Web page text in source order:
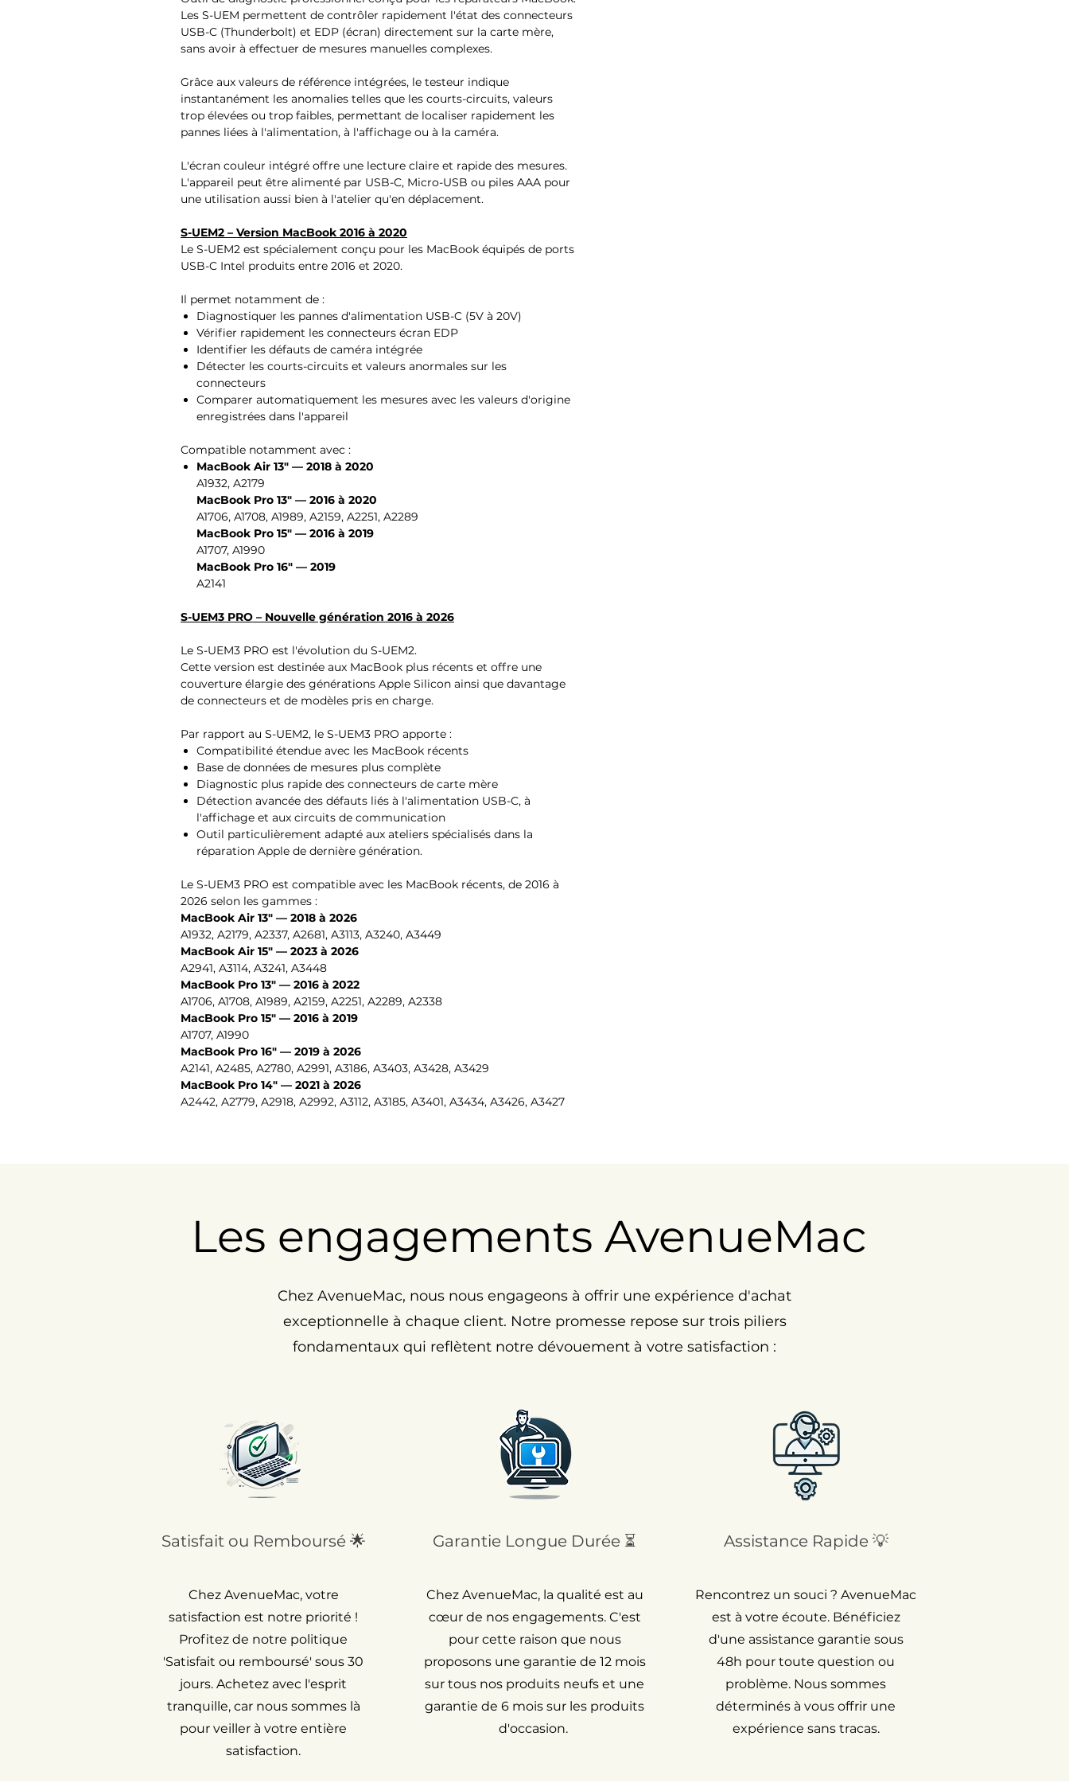
Les S-UEM permettent de contrôler rapidement l'état des connecteurs
USB-C (Thunderbolt) et EDP (écran) directement sur la carte mère,
sans avoir à effectuer de mesures manuelles complexes.
Grâce aux valeurs de référence intégrées, le testeur indique
instantanément les anomalies telles que les courts-circuits, valeurs
trop élevées ou trop faibles, permettant de localiser rapidement les
pannes liées à l'alimentation, à l'affichage ou à la caméra.
L'écran couleur intégré offre une lecture claire et rapide des mesures.
L'appareil peut être alimenté par USB-C, Micro-USB ou piles AAA pour
une utilisation aussi bien à l'atelier qu'en déplacement.
S-UEM2 – Version MacBook 2016 à 2020
Le S-UEM2 est spécialement conçu pour les MacBook équipés de ports
USB-C Intel produits entre 2016 et 2020.
Il permet notamment de :
Diagnostiquer les pannes d'alimentation USB-C (5V à 20V)
Vérifier rapidement les connecteurs écran EDP
Identifier les défauts de caméra intégrée
Détecter les courts-circuits et valeurs anormales sur les
connecteurs
Comparer automatiquement les mesures avec les valeurs d'origine
enregistrées dans l'appareil
Compatible notamment avec :
MacBook Air 13" — 2018 à 2020
A1932, A2179
MacBook Pro 13" — 2016 à 2020
A1706, A1708, A1989, A2159, A2251, A2289
MacBook Pro 15" — 2016 à 2019
A1707, A1990
MacBook Pro 16" — 2019
A2141
S-UEM3 PRO – Nouvelle génération 2016 à 2026
Le S-UEM3 PRO est l'évolution du S-UEM2.
Cette version est destinée aux MacBook plus récents et offre une
couverture élargie des générations Apple Silicon ainsi que davantage
de connecteurs et de modèles pris en charge.
Par rapport au S-UEM2, le S-UEM3 PRO apporte :
Compatibilité étendue avec les MacBook récents
Base de données de mesures plus complète
Diagnostic plus rapide des connecteurs de carte mère
Détection avancée des défauts liés à l'alimentation USB-C, à
l'affichage et aux circuits de communication
Outil particulièrement adapté aux ateliers spécialisés dans la
réparation Apple de dernière génération.
Le S-UEM3 PRO est compatible avec les MacBook récents, de 2016 à
2026 selon les gammes :
MacBook Air 13" — 2018 à 2026
A1932, A2179, A2337, A2681, A3113, A3240, A3449
MacBook Air 15" — 2023 à 2026
A2941, A3114, A3241, A3448
MacBook Pro 13" — 2016 à 2022
A1706, A1708, A1989, A2159, A2251, A2289, A2338
MacBook Pro 15" — 2016 à 2019
A1707, A1990
MacBook Pro 16" — 2019 à 2026
A2141, A2485, A2780, A2991, A3186, A3403, A3428, A3429
MacBook Pro 14" — 2021 à 2026
A2442, A2779, A2918, A2992, A3112, A3185, A3401, A3434, A3426, A3427
Les engagements AvenueMac
Chez AvenueMac, nous nous engageons à offrir une expérience d'achat
exceptionnelle à chaque client. Notre promesse repose sur trois piliers
fondamentaux qui reflètent notre dévouement à votre satisfaction :
Satisfait ou Remboursé 🌟
Chez AvenueMac, votre
satisfaction est notre priorité !
Profitez de notre politique
'Satisfait ou remboursé' sous 30
jours. Achetez avec l'esprit
tranquille, car nous sommes là
pour veiller à votre entière
satisfaction.
Garantie Longue Durée ⏳
Chez AvenueMac, la qualité est au
cœur de nos engagements. C'est
pour cette raison que nous
proposons une garantie de 12 mois
sur tous nos produits neufs et une
garantie de 6 mois sur les produits
d'occasion.
Assistance Rapide 💡
Rencontrez un souci ? AvenueMac
est à votre écoute. Bénéficiez
d'une assistance garantie sous
48h pour toute question ou
problème. Nous sommes
déterminés à vous offrir une
expérience sans tracas.